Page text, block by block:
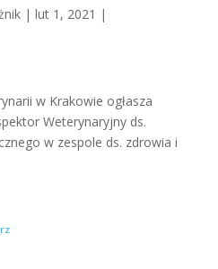
| lut 1, 2021 |
w Krakowie ogłasza
Weterynaryjny ds.
w zespole ds. zdrowia i